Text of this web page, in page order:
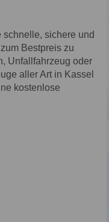
sichere und
Bestpreis zu
Unfallfahrzeug oder
aller Art in Kassel
kostenlose